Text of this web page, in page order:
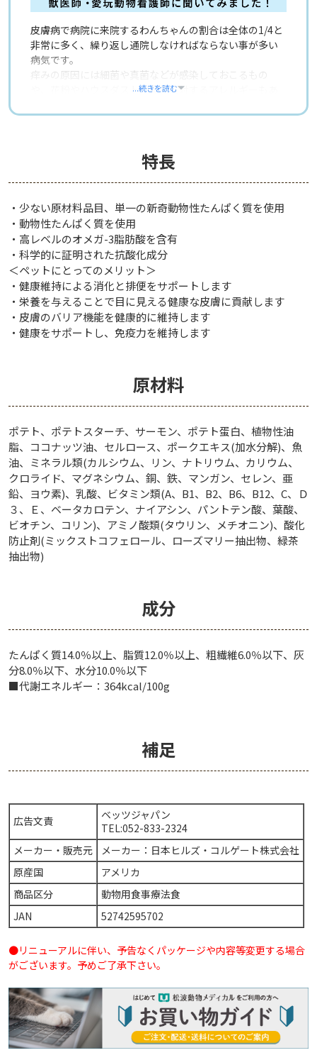
皮膚病で病院に来院するわんちゃんの割合は全体の1/4と
非常に多く、繰り返し通院しなければならない事が多い
病気です。
痒みの原因には細菌や真菌などが感染しておこるもの
や、花粉やハウスダスト、食物に対するアレルギーもあ
侵入者と間違えて攻撃してしまうことが原因になります。
合は食物アレルギーを疑った方が良いでしょう。
が、「豆類」「穀類」なども原因になることがありま
す。食物アレルギーの場合は原因になるものを食べない
ようにしなければ症状はなかなか改善しません。
食物アレルギーケア【d/d】サーモン＆ポテトに含まれて
いるタンパク源はサーモンとポテトで、一般的なドッグ
フードにはあまり含まれない原材料です。皮膚の痒みや
嘔吐下痢を繰り返すわんちゃん向きのフードです。急に
切り替えると下痢がひどくなる場合がありますので、体
調を見ながら徐々に切り替えてください。
...続きを読む
特長
・少ない原材料品目、単一の新奇動物性たんぱく質を使用
・動物性たんぱく質を使用
・高レベルのオメガ-3脂肪酸を含有
・科学的に証明された抗酸化成分
＜ペットにとってのメリット＞
・健康維持による消化と排便をサポートします
・栄養を与えることで目に見える健康な皮膚に貢献します
・皮膚のバリア機能を健康的に維持します
・健康をサポートし、免疫力を維持します
原材料
ポテト、ポテトスターチ、サーモン、ポテト蛋白、植物性油
脂、ココナッツ油、セルロース、ポークエキス(加水分解)、魚
油、ミネラル類(カルシウム、リン、ナトリウム、カリウム、
クロライド、マグネシウム、銅、鉄、マンガン、セレン、亜
鉛、ヨウ素)、乳酸、ビタミン類(A、B1、B2、B6、B12、C、Ｄ
３、Ｅ、ベータカロテン、ナイアシン、パントテン酸、葉酸、
ビオチン、コリン)、アミノ酸類(タウリン、メチオニン)、酸化
防止剤(ミックストコフェロール、ローズマリー抽出物、緑茶
抽出物)
成分
たんぱく質14.0％以上、脂質12.0％以上、粗繊維6.0％以下、灰
分8.0％以下、水分10.0％以下
■代謝エネルギー：364kcal/100g
補足
広告文責
ベッツジャパン
TEL:052-833-2324
メーカー・販売元
メーカー：日本ヒルズ・コルゲート株式会社
原産国
アメリカ
商品区分
動物用食事療法食
JAN
52742595702
●リニューアルに伴い、予告なくパッケージや内容等変更する場合
がございます。予めご了承下さい。